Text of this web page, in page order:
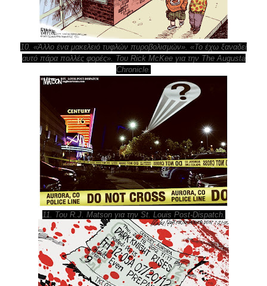
10. «Άλλο ένα μακελειό τυφλών πυροβολισμών». «Το έχω ξαναδεί
αυτό πάρα πολλές φορές». Του Rick McKee για την The Augusta
Chronicle.
11. Του R.J. Matson για την St. Louis Post-Dispatch.